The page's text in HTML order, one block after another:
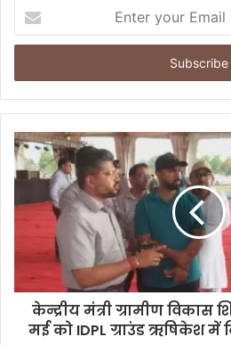
t
r
y
u
r
E
a
l
केन्द्रीय मंत्री ग्रामीण विकास
मई को IDPL ग्राउंड ऋषिकेश